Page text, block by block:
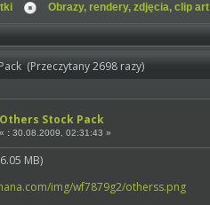
Obrazy, rendery, zdjęcia, clip art
(Przeczytany 2698 razy)
Others Stock Pack
« :30.08.2009, 02:31:43 »
MB)
img/wf7879g2/otherss.png